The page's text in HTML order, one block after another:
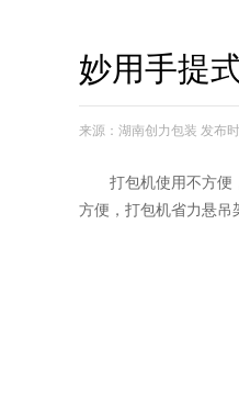
妙用手提
来源：湖南创力包装 发布
打包机使用不方便
方便，打包机省力悬吊